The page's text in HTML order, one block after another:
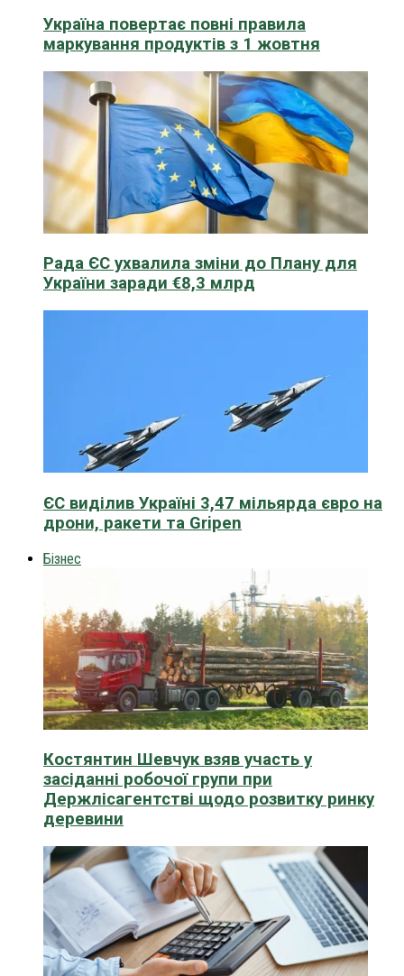
Україна повертає повні правила
маркування продуктів з 1 жовтня
Рада ЄС ухвалила зміни до Плану для
України заради €8,3 млрд
ЄС виділив Україні 3,47 мільярда євро на
дрони, ракети та Gripen
Бізнес
Костянтин Шевчук взяв участь у
засіданні робочої групи при
Держлісагентстві щодо розвитку ринку
деревини